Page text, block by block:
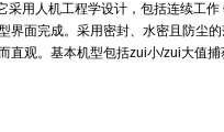
采用人机工程学设计，包括连续工
界面完成。采用密封、水密且防尘
直观。基本机型包括zui小/zui大值